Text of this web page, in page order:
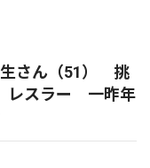
生さん（51） 挑
レスラー 一昨年